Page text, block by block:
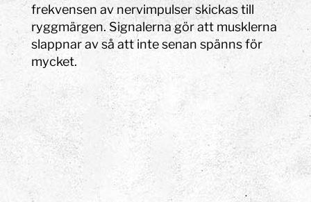
frekvensen av nervimpulser skickas till
ryggmärgen. Signalerna gör att musklerna
slappnar av så att inte senan spänns för
mycket.